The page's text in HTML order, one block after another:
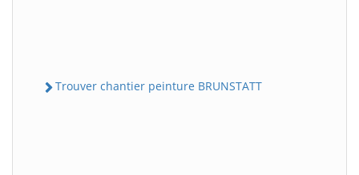
Trouver chantier peinture BRUNSTATT